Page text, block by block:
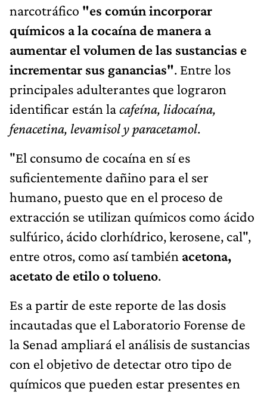
narcotráfico "es común incorporar
químicos a la cocaína de manera a
aumentar el volumen de las sustancias e
incrementar sus ganancias". Entre los
principales adulterantes que lograron
identificar están lacafeína, lidocaína,
fenacetina, levamisol y paracetamol.
"El consumo de cocaína en sí es
suficientemente dañino para el ser
humano, puesto que en el proceso de
extracción se utilizan químicos como ácido
sulfúrico, ácido clorhídrico, kerosene, cal",
entre otros, como así también acetona,
acetato de etilo o tolueno.
Es a partir de este reporte de las dosis
incautadas que el Laboratorio Forense de
la Senad ampliará el análisis de sustancias
con el objetivo de detectar otro tipo de
químicos que pueden estar presentes en